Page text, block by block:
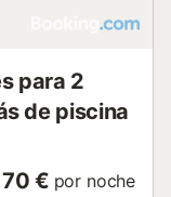
para 2
de piscina
€ por noche